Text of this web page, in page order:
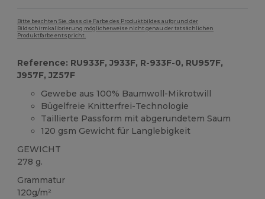
Bitte beachten Sie, dass die Farbe des Produktbildes aufgrund der
Bildschirmkalibrierung möglicherweise nicht genau der tatsächlichen
Produktfarbe entspricht.
Reference: RU933F, J933F, R-933F-0, RU957F,
J957F, JZ57F
Gewebe aus 100% Baumwoll-Mikrotwill
Bügelfreie Knitterfrei-Technologie
Taillierte Passform mit abgerundetem Saum
120 gsm Gewicht für Langlebigkeit
GEWICHT
278 g.
Grammatur
120g/m²